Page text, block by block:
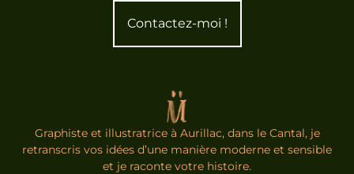
Contactez-moi !
Graphiste et illustratrice à Aurillac, dans le Cantal, je
retranscris vos idées d’une manière moderne et sensible
et je raconte votre histoire.